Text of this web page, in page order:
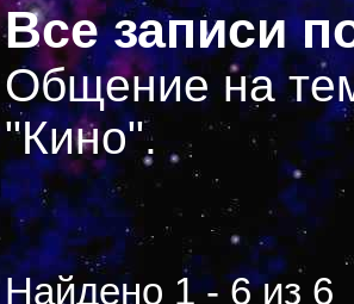
Все записи
Общение на
"Кино".
Найдено 1 - 6 из 6